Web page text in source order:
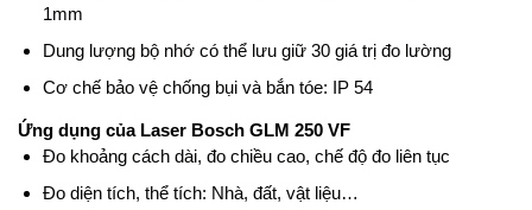
1mm
Dung lượng bộ nhớ có thể lưu giữ 30 giá trị đo lường
Cơ chế bảo vệ chống bụi và bắn tóe: IP 54
Ứng dụng của Laser Bosch GLM 250 VF
Đo khoảng cách dài, đo chiều cao, chế độ đo liên tục
Đo diện tích, thể tích: Nhà, đất, vật liệu…